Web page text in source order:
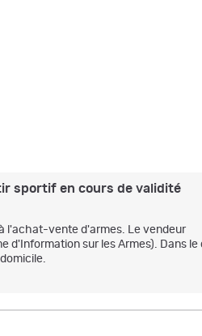
sportif en cours de validité
l'achat-vente d'armes. Le vendeur
d'Information sur les Armes). Dans le